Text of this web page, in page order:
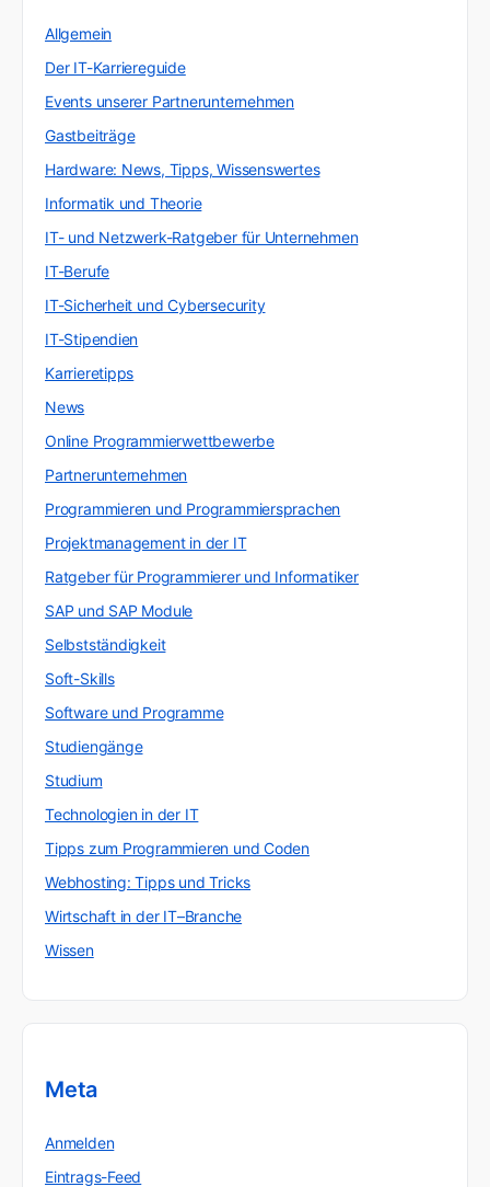
Allgemein
Der IT-Karriereguide
Events unserer Partnerunternehmen
Gastbeiträge
Hardware: News, Tipps, Wissenswertes
Informatik und Theorie
IT- und Netzwerk-Ratgeber für Unternehmen
IT-Berufe
IT-Sicherheit und Cybersecurity
IT-Stipendien
Karrieretipps
News
Online Programmierwettbewerbe
Partnerunternehmen
Programmieren und Programmiersprachen
Projektmanagement in der IT
Ratgeber für Programmierer und Informatiker
SAP und SAP Module
Selbstständigkeit
Soft-Skills
Software und Programme
Studiengänge
Studium
Technologien in der IT
Tipps zum Programmieren und Coden
Webhosting: Tipps und Tricks
Wirtschaft in der IT–Branche
Wissen
Meta
Anmelden
Eintrags-Feed